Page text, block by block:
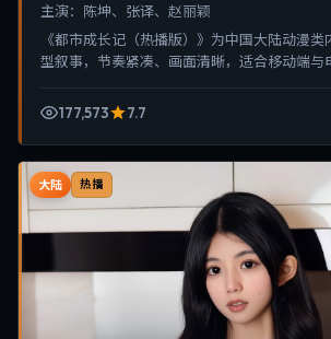
主演： 陈坤、张译、赵丽颖
《都市成长记（热播版）》为中国大陆动漫
型叙事，节奏紧凑、画面清晰，适合移动端与
177,573
7.7
大陆 热播